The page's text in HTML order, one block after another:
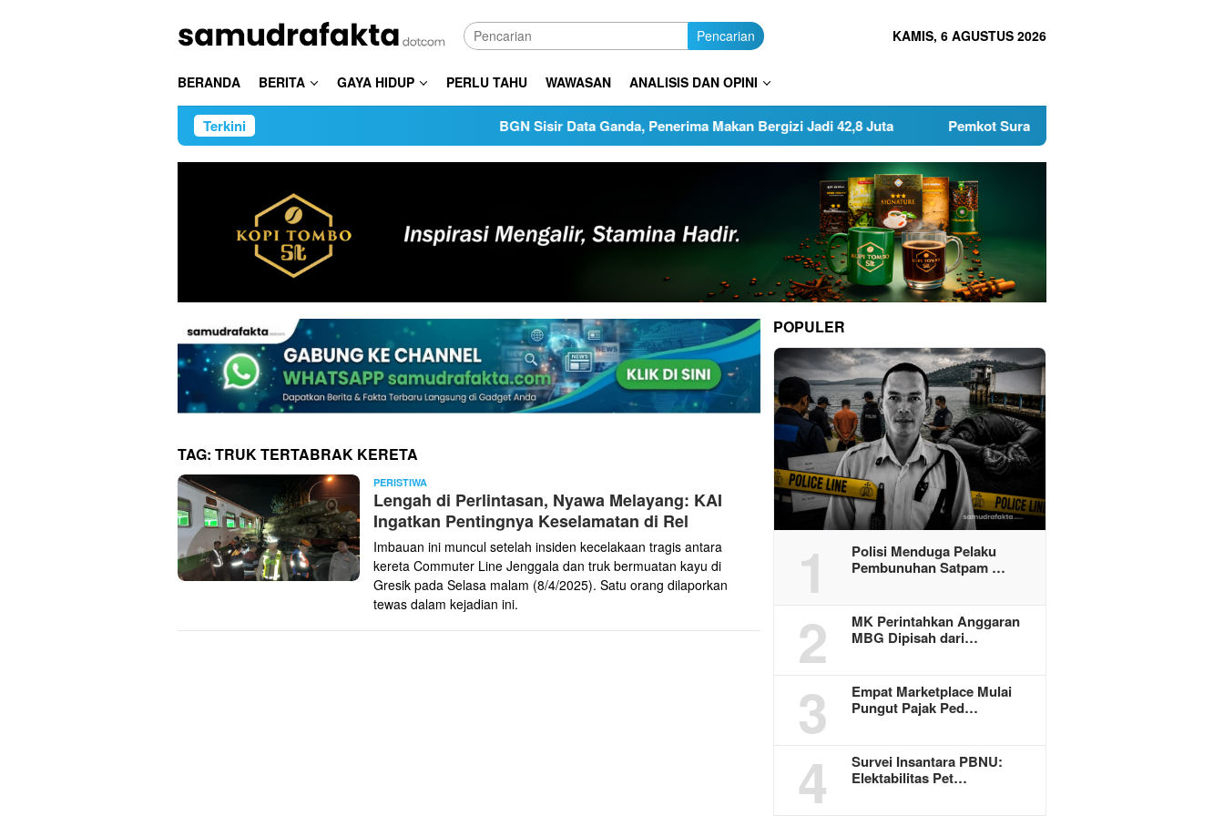
Pencarian KAMIS, 6 AGUSTUS 2026
BERANDA BERITA GAYA HIDUP PERLU TAHU WAWASAN ANALISIS DAN OPINI
Terkini BGN Sisir Data Ganda, Penerima Makan Bergizi Jadi 42,8 Juta Pemkot Surabaya Tetapkan Tiga Direksi Baru PDAM
TAG: TRUK TERTABRAK KERETA
PERISTIWA
Lengah di Perlintasan, Nyawa Melayang: KAI
Ingatkan Pentingnya Keselamatan di Rel
Imbauan ini muncul setelah insiden kecelakaan tragis antara
kereta Commuter Line Jenggala dan truk bermuatan kayu di
Gresik pada Selasa malam (8/4/2025). Satu orang dilaporkan
tewas dalam kejadian ini.
POPULER
1
Polisi Menduga Pelaku
Pembunuhan Satpam …
2
MK Perintahkan Anggaran
MBG Dipisah dari…
3
Empat Marketplace Mulai
Pungut Pajak Ped…
4
Survei Insantara PBNU:
Elektabilitas Pet…